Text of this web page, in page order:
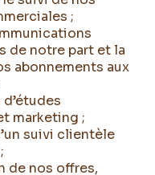
;
de notre part et la
abonnements aux
marketing ;
suivi clientèle
de nos offres,